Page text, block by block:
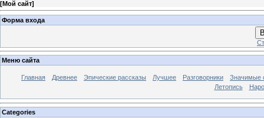
[Мой сайт]
Форма входа
Меню сайта
Главная Древнее Эпические рассказы Лучшее Разговорники
Значимые
Летопись
Categories